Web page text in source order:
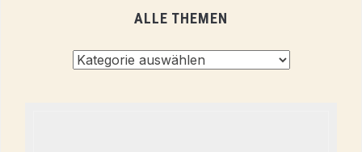
ALLE THEMEN